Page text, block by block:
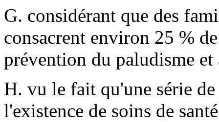
G. considérant que des
consacrent environ 25 %
prévention du paludisme
H. vu le fait qu'une série
l'existence de soins de